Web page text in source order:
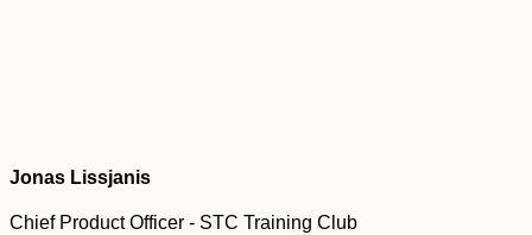
Jonas Lissjanis
Chief Product Officer - STC Training Club